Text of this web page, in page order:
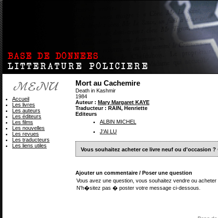
Mort au Cachemire
Death in Kashmir
1984
Auteur : Mary Margaret KAYE
Traducteur : RAIN, Henriette
Editeurs
ALBIN MICHEL
J'AI LU
Vous souhaitez acheter ce livre neuf ou d'occasion ?
Ajouter un commentaire / Poser une question
Vous avez une question, vous souhaitez vendre ou
N'h�sitez pas � poster votre message ci-dessous.
Accueil
Les livres
Les auteurs
Les éditeurs
Les films
Les nouvelles
Les revues
Les traducteurs
Les liens utiles